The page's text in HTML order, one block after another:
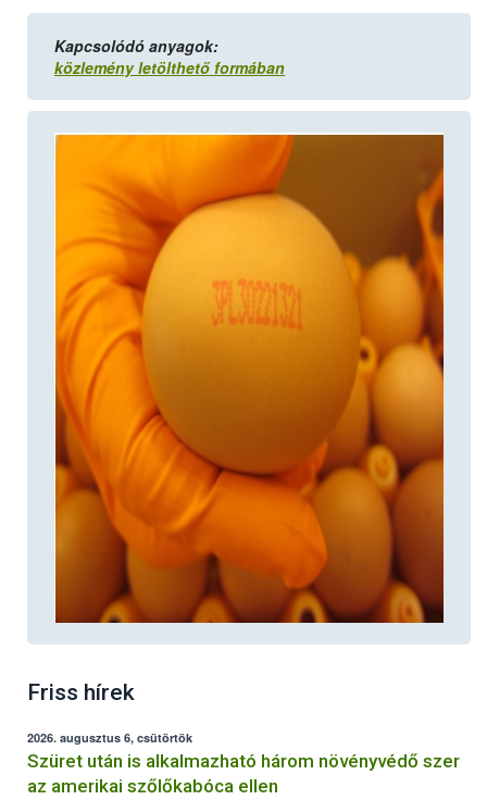
Kapcsolódó anyagok:
közlemény letölthető formában
Friss hírek
2026. augusztus 6, csütörtök
Szüret után is alkalmazható három növényvédő szer
az amerikai szőlőkabóca ellen